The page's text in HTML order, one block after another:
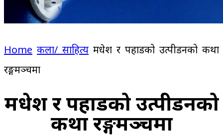
Home कला/ साहित्य मधेश र पहाडको उत्पीडनको कथा
रङ्गमञ्चमा
मधेश र पहाडको उत्पीडनको
कथा रङ्गमञ्चमा